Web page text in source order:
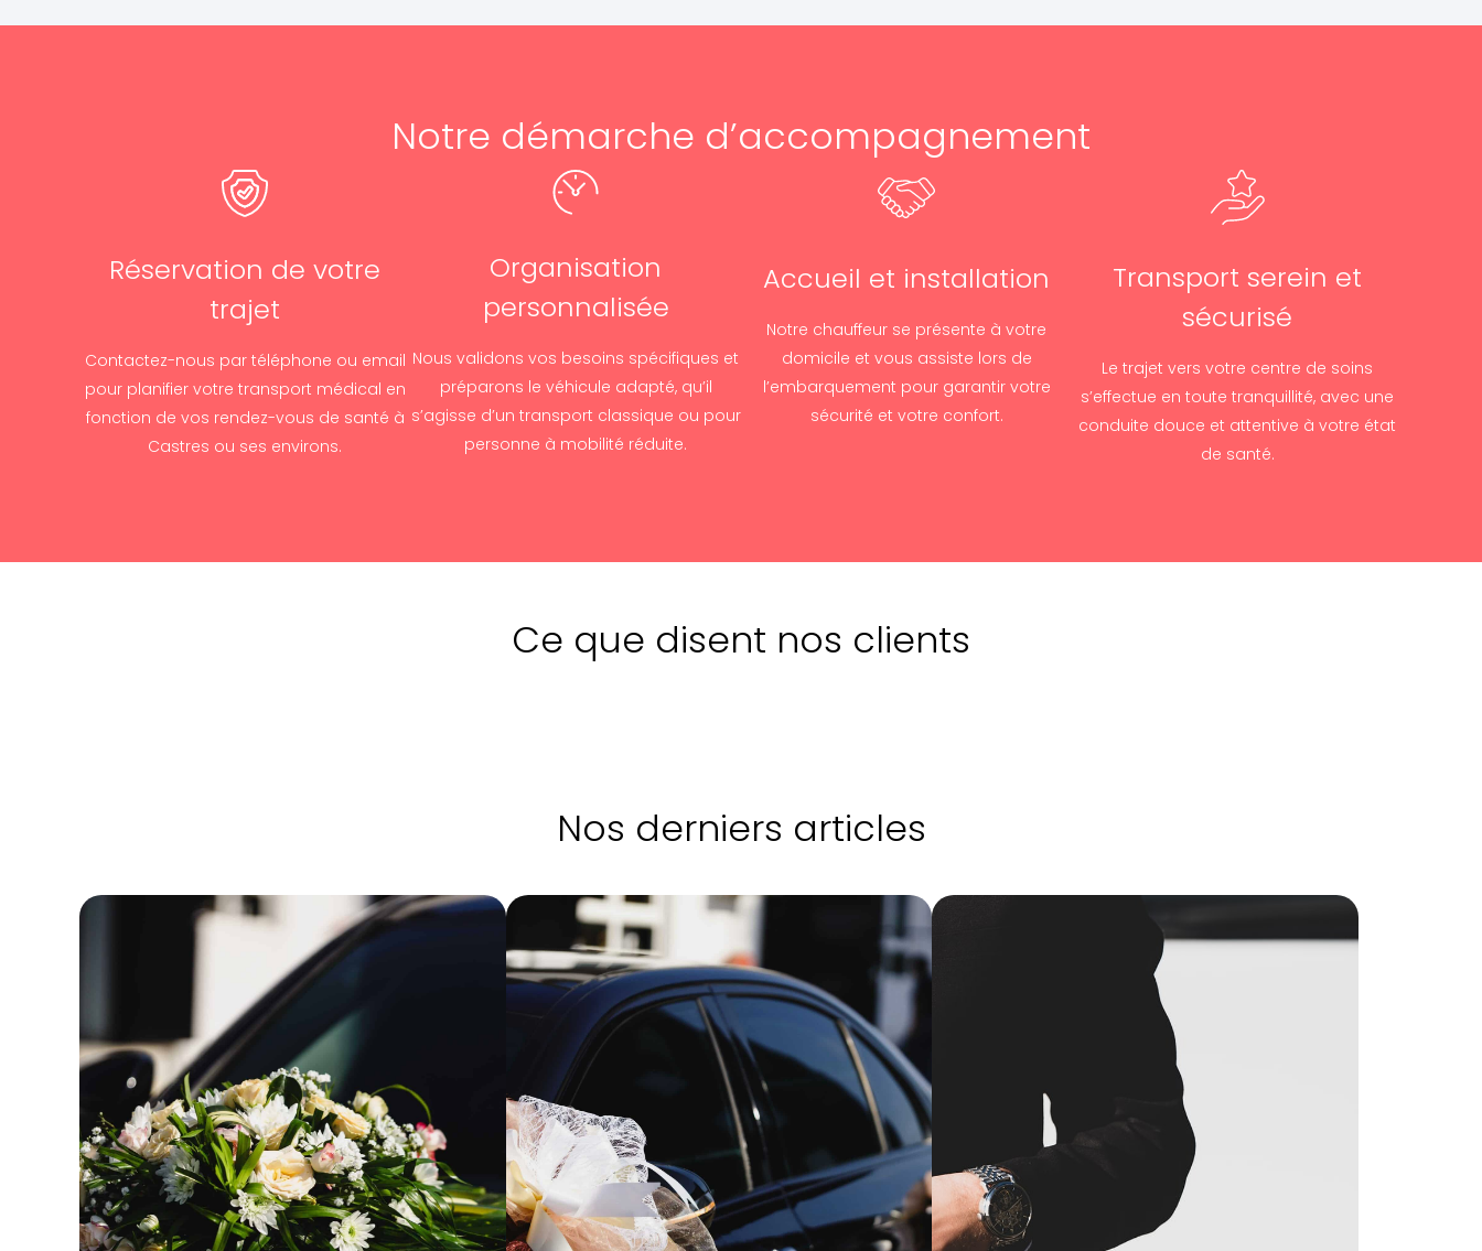
Notre démarche d’accompagnement
Réservation de votre
trajet
Contactez-nous par téléphone ou email
pour planifier votre transport médical en
fonction de vos rendez-vous de santé à
Castres ou ses environs.
Organisation
personnalisée
Nous validons vos besoins spécifiques et
préparons le véhicule adapté, qu’il
s’agisse d’un transport classique ou pour
personne à mobilité réduite.
Accueil et installation
Notre chauffeur se présente à votre
domicile et vous assiste lors de
l’embarquement pour garantir votre
sécurité et votre confort.
Transport serein et
sécurisé
Le trajet vers votre centre de soins
s’effectue en toute tranquillité, avec une
conduite douce et attentive à votre état
de santé.
Ce que disent nos clients
Nos derniers articles